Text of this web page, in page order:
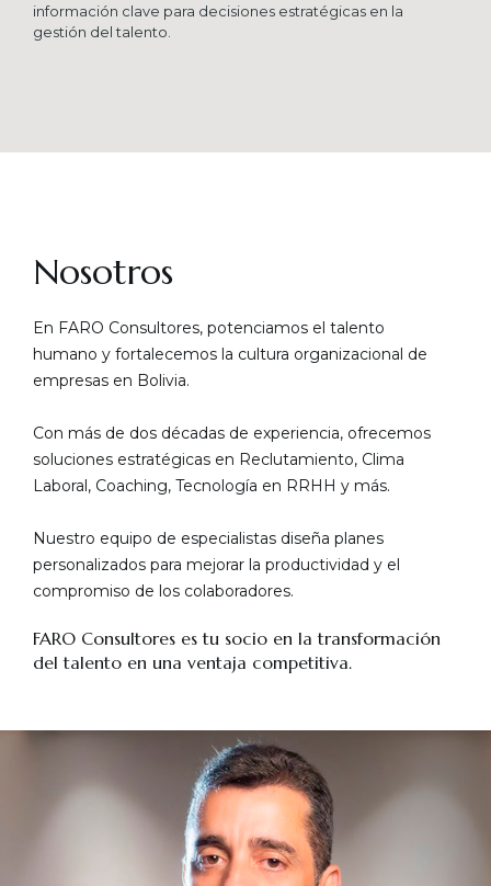
información clave para decisiones estratégicas en la
gestión del talento.
Nosotros
En FARO Consultores, potenciamos el talento
humano y fortalecemos la cultura organizacional de
empresas en Bolivia.
Con más de dos décadas de experiencia, ofrecemos
soluciones estratégicas en Reclutamiento, Clima
Laboral, Coaching, Tecnología en RRHH y más.
Nuestro equipo de especialistas diseña planes
personalizados para mejorar la productividad y el
compromiso de los colaboradores.
FARO Consultores es tu socio en la transformación
del talento en una ventaja competitiva.